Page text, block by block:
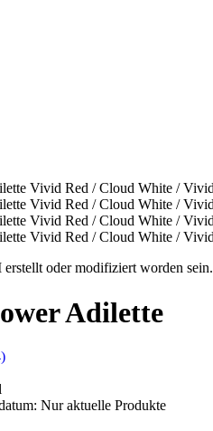
oder modifiziert worden sein.
Adilette
Nur aktuelle Produkte